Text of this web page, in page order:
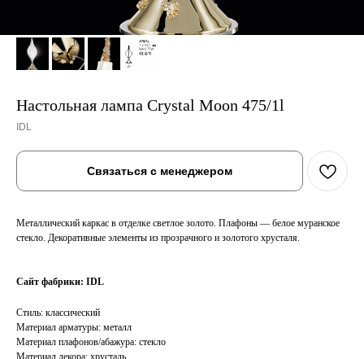
Настольная лампа Crystal Moon 475/1l
IDL
Связаться с менеджером
Металлический каркас в отделке светлое золото. Плафоны — белое муранское
стекло. Декоративные элементы из прозрачного и золотого хрусталя.
Сайт фабрики: IDL
Cтиль: классический
Материал арматуры: металл
Материал плафонов/абажура: стекло
Материал декора: хрусталь